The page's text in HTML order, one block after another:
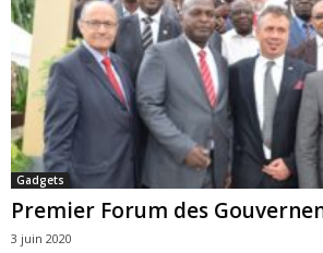
Gadgets
Premier Forum des
3 juin 2020